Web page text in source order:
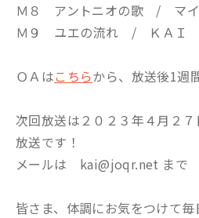
Ｍ８ アントニオの歌 / マイ
Ｍ９ ユエの流れ / ＫＡＩ
ＯＡはこちらから、放送後1週
次回放送は２０２３年４月２
放送です！
メールは kai@joqr.net まで
皆さま、体調にお気をつけて